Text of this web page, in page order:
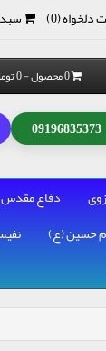
(0)
0 محصول - 0 تومان
09196835373
دفاع
حسین (ع)